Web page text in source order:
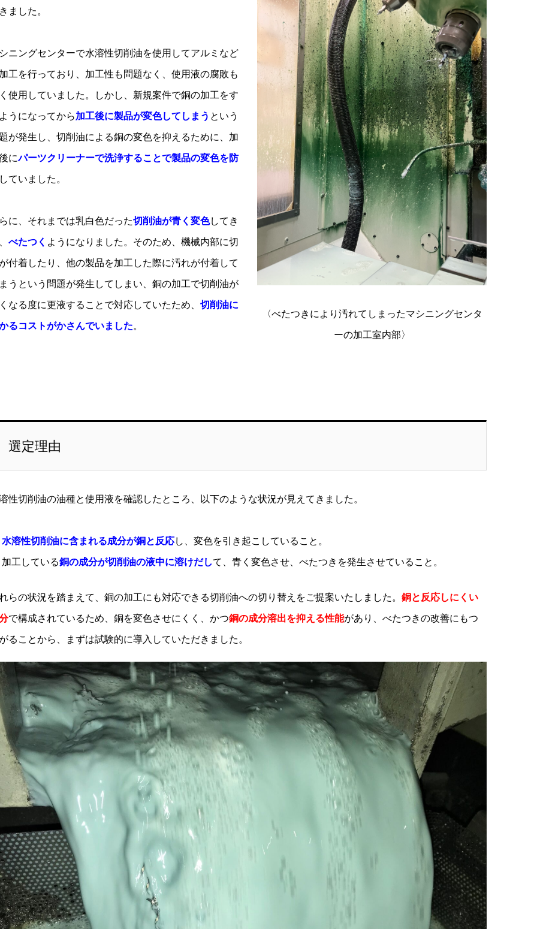
ました。
ニングセンターで水溶性切削油を使用してアルミなど
工を行っており、加工性も問題なく、使用液の腐敗も
使用していました。しかし、新規案件で銅の加工をす
うになってから加工後に製品が変色してしまう という
が発生し、切削油による銅の変色を抑えるために、加
にパーツクリーナーで洗浄することで製品の変色を防
していました。
に、それまでは乳白色だった切削油が青く変色してき
べたつく ようになりました。そのため、機械内部に切
付着したり、他の製品を加工した際に汚れが付着して
うという問題が発生してしまい、銅の加工で切削油が
なる度に更液することで対応していたため、 切削油に
るコストがかさんでいました。
〈べたつきにより汚れてしまったマシニングセンタ
ーの加工室内部〉
選定理由
性切削油の油種と使用液を確認したところ、以下のような状況が見えてきました。
水溶性切削油に含まれる成分が銅と反応し、変色を引き起こしていること。
加工している銅の成分が切削油の液中に溶けだして、青く変色させ、べたつきを発生させていること。
らの状況を踏まえて、銅の加工にも対応できる切削油への切り替えをご提案いたしました。 銅と反応しにくい
で構成されているため、銅を変色させにくく、かつ銅の成分溶出を抑える性能があり、べたつきの改善にもつ
ることから、まずは試験的に導入していただきました。